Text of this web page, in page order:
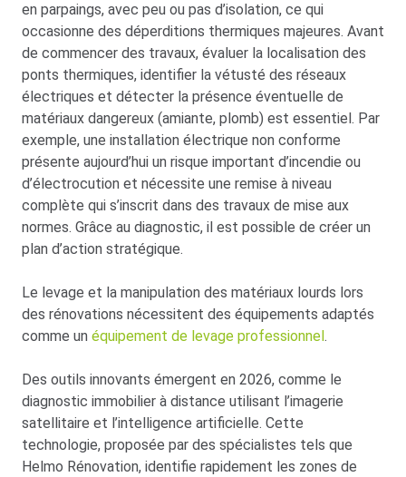
en parpaings, avec peu ou pas d’isolation, ce qui
occasionne des déperditions thermiques majeures. Avant
de commencer des travaux, évaluer la localisation des
ponts thermiques, identifier la vétusté des réseaux
électriques et détecter la présence éventuelle de
matériaux dangereux (amiante, plomb) est essentiel. Par
exemple, une installation électrique non conforme
présente aujourd’hui un risque important d’incendie ou
d’électrocution et nécessite une remise à niveau
complète qui s’inscrit dans des travaux de mise aux
normes. Grâce au diagnostic, il est possible de créer un
plan d’action stratégique.
Le levage et la manipulation des matériaux lourds lors
des rénovations nécessitent des équipements adaptés
comme un équipement de levage professionnel .
Des outils innovants émergent en 2026, comme le
diagnostic immobilier à distance utilisant l’imagerie
satellitaire et l’intelligence artificielle. Cette
technologie, proposée par des spécialistes tels que
Helmo Rénovation, identifie rapidement les zones de